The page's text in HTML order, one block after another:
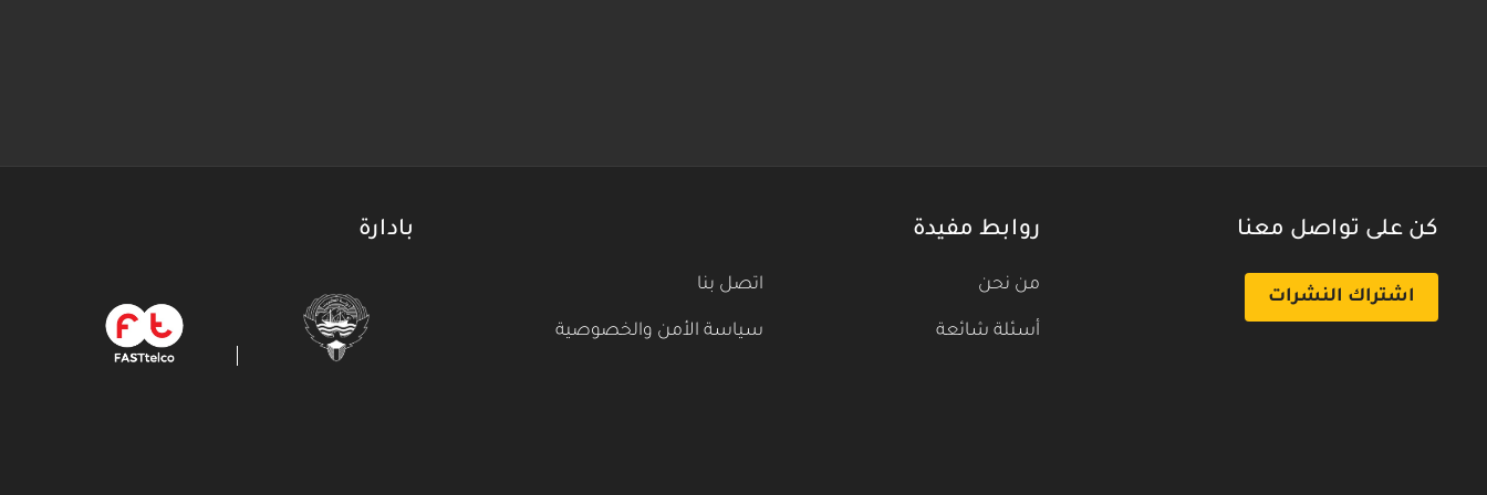
كن على تواصل معنا
اشتراك النشرات
روابط مفيدة
من نحن
أسئلة شائعة
اتصل بنا
سياسة الأمن والخصوصية
بادارة